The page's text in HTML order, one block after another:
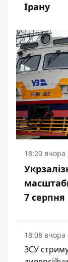
Ірану
18:20 вчора
7 серпня
18:08 вчора
ЗСУ